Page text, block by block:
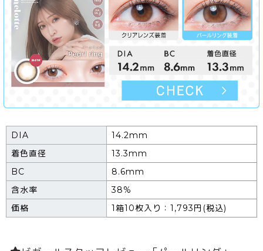
DIA
14.2mm
着色直径
13.3mm
BC
8.6mm
含水率
38%
価格
1箱10枚入り：1,793円(税込)